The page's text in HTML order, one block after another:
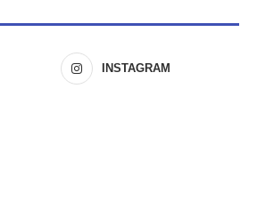
INSTAGRAM